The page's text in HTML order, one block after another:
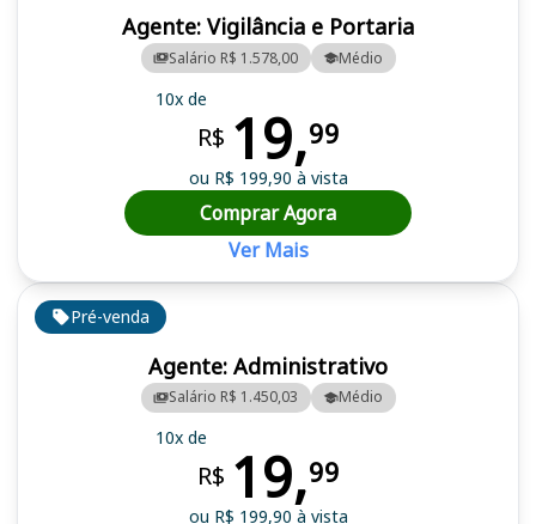
Pré-venda
Agente: Administrativo
Salário R$ 1.450,03 Médio
10x de
R$ 19,99
ou R$ 199,90 à vista
Agente: Vigilância e Portaria
Salário R$ 1.578,00 Médio
10x de
R$ 19,99
ou R$ 199,90 à vista
Comprar Agora
Ver Mais